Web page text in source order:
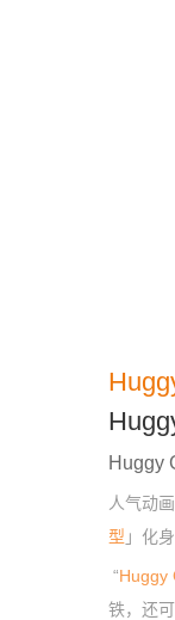
Huggy
人气动
型 」化
“Huggy
铁，还